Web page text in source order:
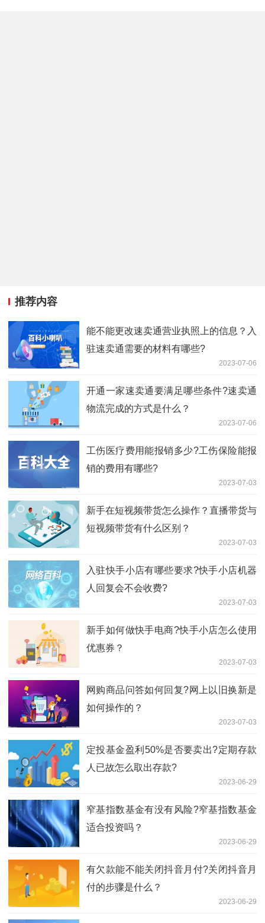
推荐内容
能不能更改速卖通营业执照上的信息？入
驻速卖通需要的材料有哪些?
2023-07-06
开通一家速卖通要满足哪些条件?速卖通
物流完成的方式是什么？
2023-07-06
工伤医疗费用能报销多少?工伤保险能报
销的费用有哪些?
2023-07-03
新手在短视频带货怎么操作？直播带货与
短视频带货有什么区别？
2023-07-03
入驻快手小店有哪些要求?快手小店机器
人回复会不会收费?
2023-07-03
新手如何做快手电商?快手小店怎么使用
优惠券？
2023-07-03
网购商品问答如何回复?网上以旧换新是
如何操作的？
2023-07-03
定投基金盈利50%是否要卖出?定期存款
人已故怎么取出存款?
2023-06-29
窄基指数基金有没有风险?窄基指数基金
适合投资吗？
2023-06-29
有欠款能不能关闭抖音月付?关闭抖音月
付的步骤是什么？
2023-06-29